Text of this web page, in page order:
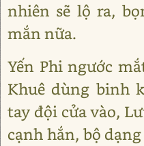
nhiên sẽ lộ ra,
mắn nữa.
Yến Phi ngước
Khuê dùng binh
tay đội cửa vào,
cạnh hắn, bộ